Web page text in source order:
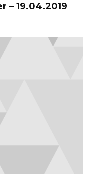
– 19.04.2019